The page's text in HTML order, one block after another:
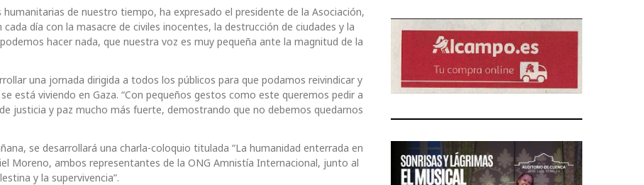
de nuestro tiempo, ha expresado el presidente de la Asociación,
día con la masacre de civiles inocentes, la destrucción de ciudades y la
hacer nada, que nuestra voz es muy pequeña ante la magnitud de la
una jornada dirigida a todos los públicos para que podamos reivindicar y
está viviendo en Gaza. “Con pequeños gestos como este queremos pedir a
justicia y paz mucho más fuerte, demostrando que no debemos quedarnos
se desarrollará una charla-coloquio titulada “La humanidad enterrada en
Moreno, ambos representantes de la ONG Amnistía Internacional, junto al
y la supervivencia”.